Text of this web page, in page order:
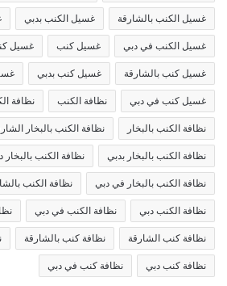
غسيل الكنب بالشارقة غسيل الكنب بدبي
غسيل الكنب في دبي غسيل كنب غسيل
غسيل كنب بالشارقة غسيل كنب بدبي
غسيل كنب في دبي نظافة الكنب نظافة
نظافة الكنب بالبخار نظافة الكنب بالبخار
نظافة الكنب بالبخار بدبي نظافة الكنب بالبخار
نظافة الكنب بالبخار في دبي نظافة الكنب
نظافة الكنب دبي نظافة الكنب في دبي
نظافة كنب الشارقة نظافة كنب بالشارقة
نظافة كنب دبي نظافة كنب في دبي